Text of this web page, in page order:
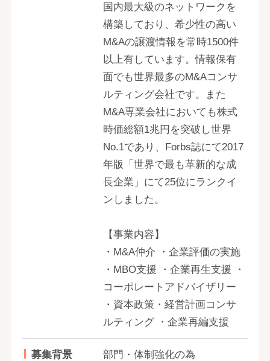
国内最大級のネットワークを
構築しており、希少性の高い
M&Aの譲渡情報を常時1500件
以上有しています。情報保有
面でも世界最多のM&Aコンサ
ルティング会社です。また
M&A専業会社においても株式
時価総額1兆円を突破し世界
No.1であり、Forbs誌にて2017
年版「世界で最も革新的な成
長企業」にて25位にランクイ
ンしました。
【事業内容】
・M&A仲介 ・企業評価の実施
・MBO支援 ・企業再生支援 ・
コーポレートアドバイザリー
・資本政策・経営計画コンサ
ルティング ・企業再編支援
募集背景 部門・体制強化の為